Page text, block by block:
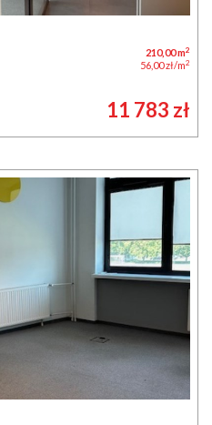
210,00 m2
56,00 zł/m2
11 783 zł